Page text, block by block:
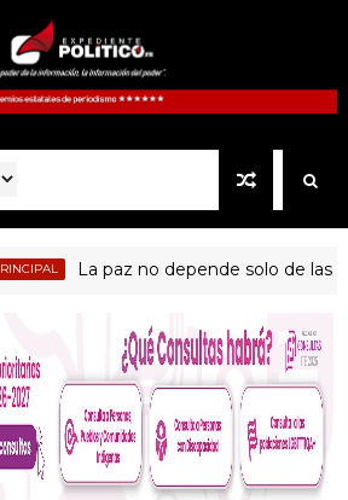
La paz no depende solo de las